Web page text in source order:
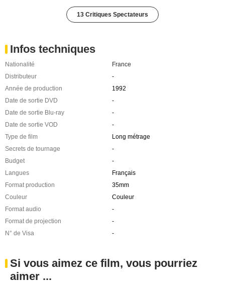
13 Critiques Spectateurs
Infos techniques
Nationalité
France
Distributeur
-
Année de production
1992
Date de sortie DVD
-
Date de sortie Blu-ray
-
Date de sortie VOD
-
Type de film
Long métrage
Secrets de tournage
-
Budget
-
Langues
Français
Format production
35mm
Couleur
Couleur
Format audio
-
Format de projection
-
N° de Visa
-
Si vous aimez ce film, vous pourriez
aimer ...